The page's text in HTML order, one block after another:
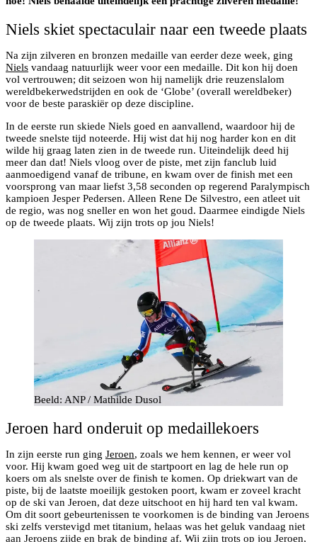
Niels skiet spectaculair naar een tweede plaats
Na zijn zilveren en bronzen medaille van eerder deze week, ging
Niels vandaag natuurlijk weer voor een medaille. Dit kon hij doen
vol vertrouwen; dit seizoen won hij namelijk drie reuzenslalom
wereldbekerwedstrijden en ook de ‘Globe’ (overall wereldbeker)
voor de beste paraskiër op deze discipline.
In de eerste run skiede Niels goed en aanvallend, waardoor hij de
tweede snelste tijd noteerde. Hij wist dat hij nog harder kon en dit
wilde hij graag laten zien in de tweede run. Uiteindelijk deed hij
meer dan dat! Niels vloog over de piste, met zijn fanclub luid
aanmoedigend vanaf de tribune, en kwam over de finish met een
voorsprong van maar liefst 3,58 seconden op regerend Paralympisch
kampioen Jesper Pedersen. Alleen Rene De Silvestro, een atleet uit
de regio, was nog sneller en won het goud. Daarmee eindigde Niels
op de tweede plaats. Wij zijn trots op jou Niels!
Beeld: ANP / Mathilde Dusol
Jeroen hard onderuit op medaillekoers
In zijn eerste run ging Jeroen, zoals we hem kennen, er weer vol
voor. Hij kwam goed weg uit de startpoort en lag de hele run op
koers om als snelste over de finish te komen. Op driekwart van de
piste, bij de laatste moeilijk gestoken poort, kwam er zoveel kracht
op de ski van Jeroen, dat deze uitschoot en hij hard ten val kwam.
Om dit soort gebeurtenissen te voorkomen is de binding van Jeroens
ski zelfs verstevigd met titanium, helaas was het geluk vandaag niet
aan Jeroens zijde en brak de binding af. Wij zijn trots op jou Jeroen,